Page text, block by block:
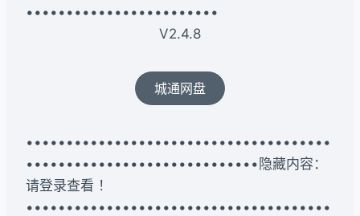
••••••••••••••••••••••••
V2.4.8
城通网盘
••••••••••••••••••••••••••••••••••••••
•••••••••••••••••••••••••••••隐藏内容：
请登录查看 ！
••••••••••••••••••••••••••••••••••••••